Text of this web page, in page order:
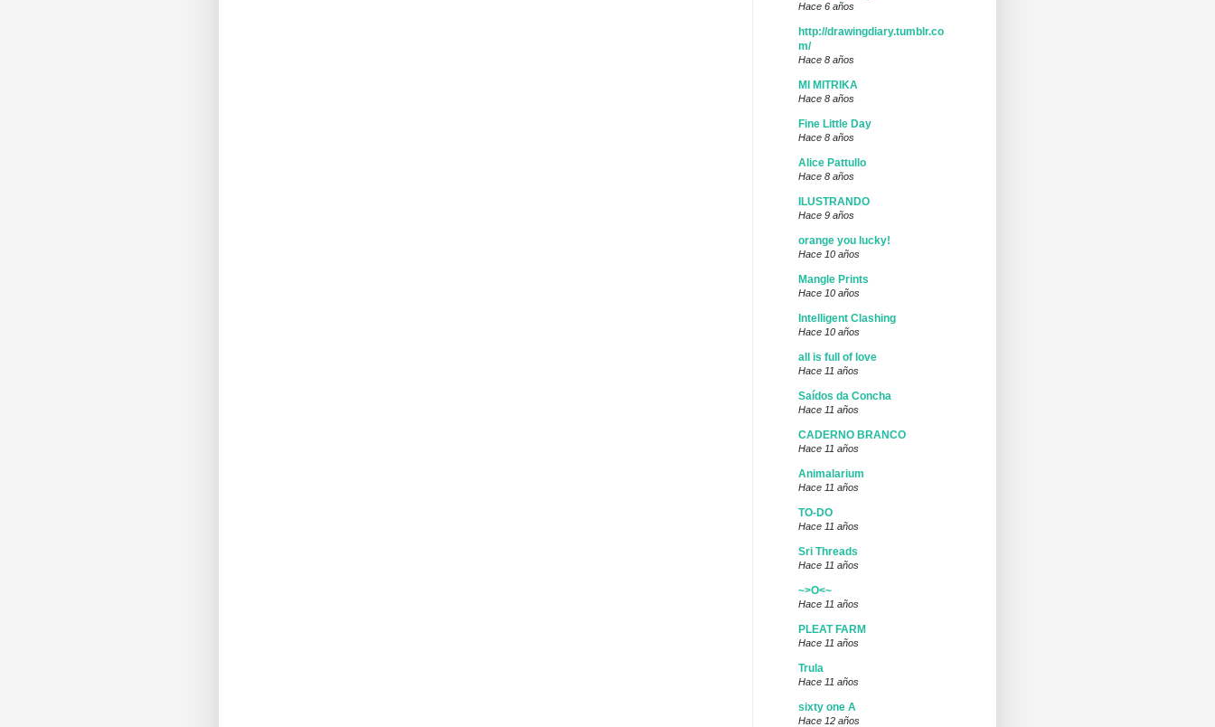
Hace 6 años
http://drawingdiary.tumblr.co
m/
Hace 8 años
MI MITRIKA
Hace 8 años
Fine Little Day
Hace 8 años
Alice Pattullo
Hace 8 años
ILUSTRANDO
Hace 9 años
orange you lucky!
Hace 10 años
Mangle Prints
Hace 10 años
Intelligent Clashing
Hace 10 años
all is full of love
Hace 11 años
Saídos da Concha
Hace 11 años
CADERNO BRANCO
Hace 11 años
Animalarium
Hace 11 años
TO-DO
Hace 11 años
Sri Threads
Hace 11 años
~>O<~
Hace 11 años
PLEAT FARM
Hace 11 años
Trula
Hace 11 años
sixty one A
Hace 12 años